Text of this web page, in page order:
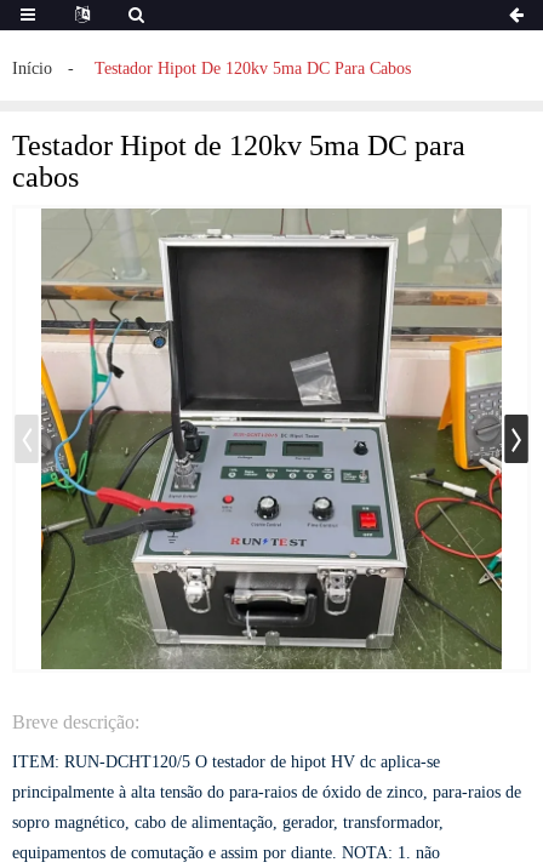
Início Testador Hipot De 120kv 5ma DC Para Cabos
Testador Hipot de 120kv 5ma DC para
cabos
Breve descrição:
ITEM: RUN-DCHT120/5 O testador de hipot HV dc aplica-se
principalmente à alta tensão do para-raios de óxido de zinco, para-raios de
sopro magnético, cabo de alimentação, gerador, transformador,
equipamentos de comutação e assim por diante. NOTA: 1. não